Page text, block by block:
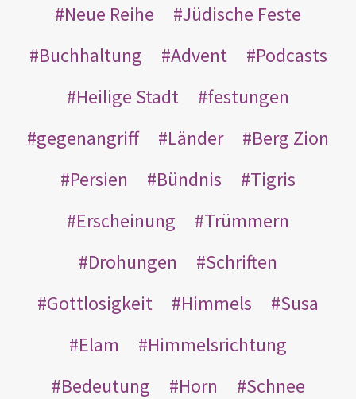
Neue Reihe
Jüdische Feste
Buchhaltung
Advent
Podcasts
Heilige Stadt
festungen
gegenangriff
Länder
Berg Zion
Persien
Bündnis
Tigris
Erscheinung
Trümmern
Drohungen
Schriften
Gottlosigkeit
Himmels
Susa
Elam
Himmelsrichtung
Bedeutung
Horn
Schnee